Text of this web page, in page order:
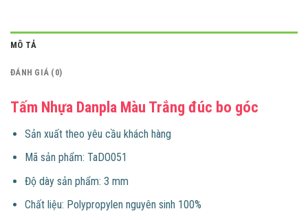
MÔ TẢ
ĐÁNH GIÁ (0)
Tấm Nhựa Danpla Màu Trắng đúc bo góc
​​Sản xuất theo yêu cầu khách hàng
Mã sản phẩm: TaDO051
Độ dày sản phẩm: 3 mm
Chất liệu: Polypropylen nguyên sinh 100%